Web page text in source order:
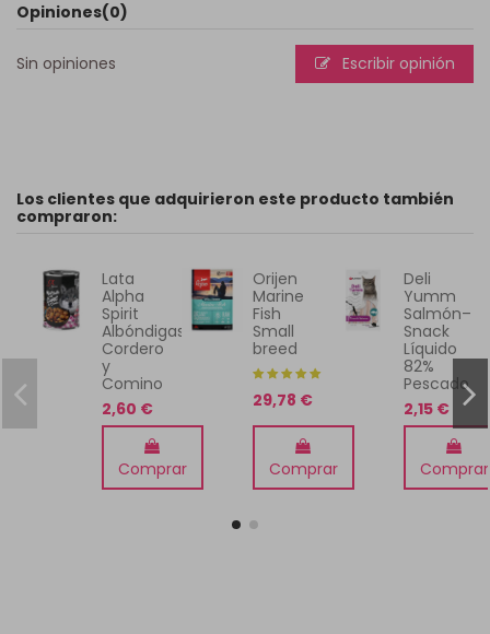
Opiniones(0)
Sin opiniones Escribir opinión
Los clientes que adquirieron este producto también
compraron:
Lata
Alpha
Spirit
Albóndigas
Cordero
y
Comino
2,60 €
Comprar
Orijen
Marine
Fish
Small
breed
29,78 €
Comprar
Deli
Yumm
Salmón–
Snack
Líquido
82%
Pescado
2,15 €
Comprar